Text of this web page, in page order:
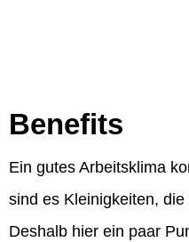
Benefits
Ein gutes Arbeitsklima
sind es Kleinigkeiten,
Deshalb hier ein paar